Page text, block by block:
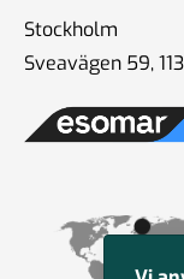
Stockholm
Sveavägen 59,